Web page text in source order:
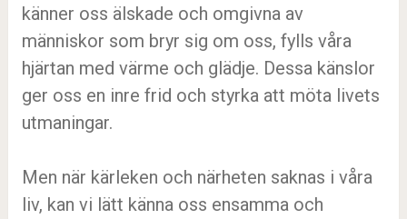
känner oss älskade och omgivna av
människor som bryr sig om oss, fylls våra
hjärtan med värme och glädje. Dessa känslor
ger oss en inre frid och styrka att möta livets
utmaningar.
Men när kärleken och närheten saknas i våra
liv, kan vi lätt känna oss ensamma och